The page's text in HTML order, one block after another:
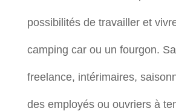
possibilités de travailler et
camping car ou un fourgon.
freelance, intérimaires,
des employés ou ouvriers à